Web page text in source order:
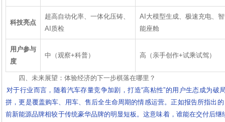
科技亮点
超高自动化率、一体化压铸、
AI质检
AI大模型生成、极速充电、智
能座舱
用户参与
度
中（观察+科普） 高（亲手创作+试乘试驾）
四、未来展望：体验经济的下一步棋落在哪里？
对于行业而言，随着汽车存量竞争加剧，打造“高粘性”的用户生态成为破
拼，更是覆盖购车、用车、售后全生命周期的情感运营。正如报告所指出
前新能源品牌相较于传统豪华品牌的明显短板。这意味着，谁能在交付后